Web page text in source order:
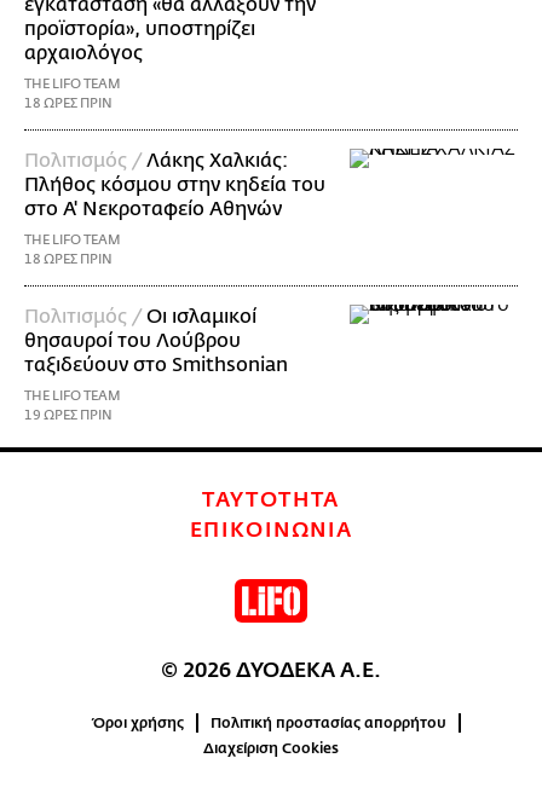
εγκατάσταση «θα αλλάξουν την
προϊστορία», υποστηρίζει
αρχαιολόγος
THE LIFO TEAM
18 ΩΡΕΣ ΠΡΙΝ
Πολιτισμός /Λάκης Χαλκιάς:
Πλήθος κόσμου στην κηδεία του
στο Α' Νεκροταφείο Αθηνών
THE LIFO TEAM
18 ΩΡΕΣ ΠΡΙΝ
Πολιτισμός /Οι ισλαμικοί
θησαυροί του Λούβρου
ταξιδεύουν στο Smithsonian
THE LIFO TEAM
19 ΩΡΕΣ ΠΡΙΝ
ΤΑΥΤΟΤΗΤΑ
ΕΠΙΚΟΙΝΩΝΙΑ
© 2026 ΔΥΟΔΕΚΑ Α.Ε.
Όροι χρήσης
Πολιτική προστασίας απορρήτου
Διαχείριση Cookies